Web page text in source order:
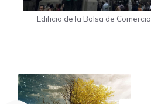
Edificio de la Bolsa de Comercio.